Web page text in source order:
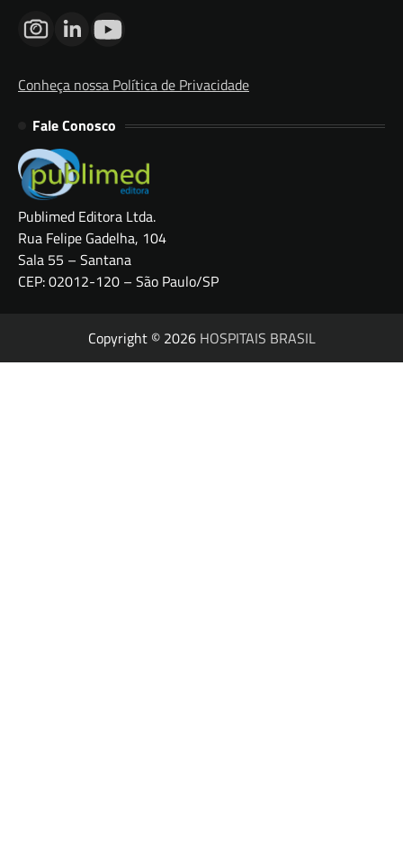
Conheça nossa Política de Privacidade
Fale Conosco
Publimed Editora Ltda.
Rua Felipe Gadelha, 104
Sala 55 – Santana
CEP: 02012-120 – São Paulo/SP
Copyright © 2026 HOSPITAIS BRASIL